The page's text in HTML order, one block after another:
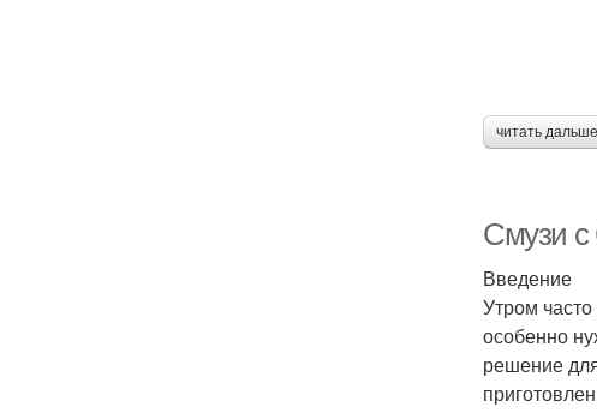
читать
Смузи с
Введение
Утром
особенно
решение